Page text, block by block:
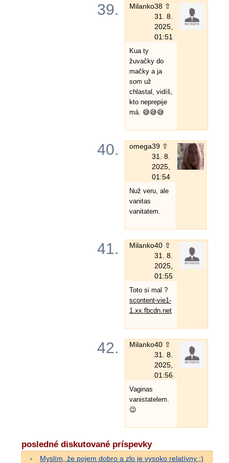
39. Milanko38 ⇧
31. 8.
2025,
01:51
Kua ty
žuvačky do
mačky a ja
som už
chlastal, vidíš,
kto neprepije
má. 😅😅😅
40. omega39 ⇧
31. 8.
2025,
01:54
Nuž veru, ale
vanitas
vanitatem.
41. Milanko40 ⇧
31. 8.
2025,
01:55
Toto si mal ?
scontent-vie1-
1.xx.fbcdn.net
42. Milanko40 ⇧
31. 8.
2025,
01:56
Vaginas
vanistatelem.
😉
posledné diskutované príspevky
Myslím, že pojem dobro a zlo je vysoko relatívny ;)